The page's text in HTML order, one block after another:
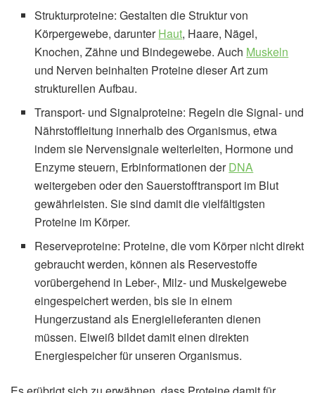
Strukturproteine: Gestalten die Struktur von
Körpergewebe, darunterHaut, Haare, Nägel,
Knochen, Zähne und Bindegewebe. Auch Muskeln
und Nerven beinhalten Proteine dieser Art zum
strukturellen Aufbau.
Transport- und Signalproteine: Regeln die Signal- und
Nährstoffleitung innerhalb des Organismus, etwa
indem sie Nervensignale weiterleiten, Hormone und
Enzyme steuern, Erbinformationen derDNA
weitergeben oder den Sauerstofftransport im Blut
gewährleisten. Sie sind damit die vielfältigsten
Proteine im Körper.
Reserveproteine: Proteine, die vom Körper nicht direkt
gebraucht werden, können als Reservestoffe
vorübergehend in Leber-, Milz- und Muskelgewebe
eingespeichert werden, bis sie in einem
Hungerzustand als Energielieferanten dienen
müssen. Eiweiß bildet damit einen direkten
Energiespeicher für unseren Organismus.